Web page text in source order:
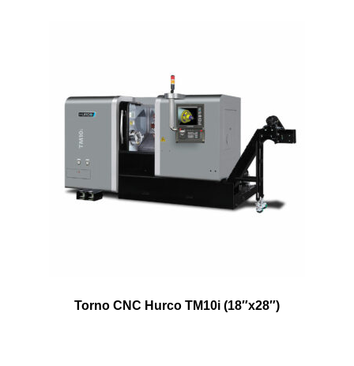
Torno CNC Hurco TM10i (18″x28″)